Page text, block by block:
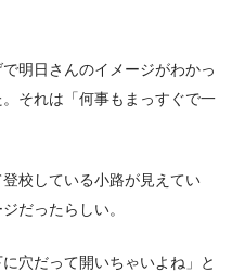
明日さんのイメージがわかっ
それは「何事もまっすぐで一
校している小路が見えてい
だったらしい。
穴だって開いちゃいよね」と